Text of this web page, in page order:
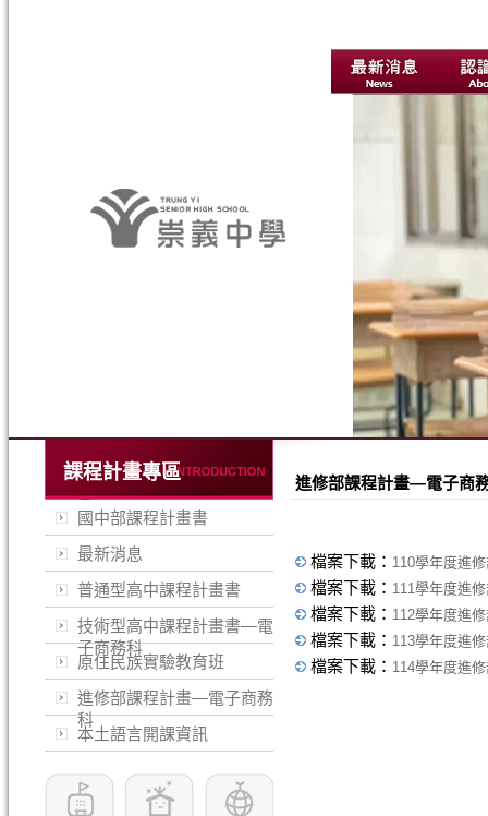
課程計畫專區
國中部課程計畫書
最新消息
普通型高中課程計畫書
技術型高中課程計畫書—電
子商務科
原住民族實驗教育班
進修部課程計畫—電子商務
科
本土語言開課資訊
進修部課程計畫—電子商
檔案下載： 110學年度進
檔案下載： 111學年度進
檔案下載： 112學年度進
檔案下載： 113學年度進
檔案下載： 114學年度進